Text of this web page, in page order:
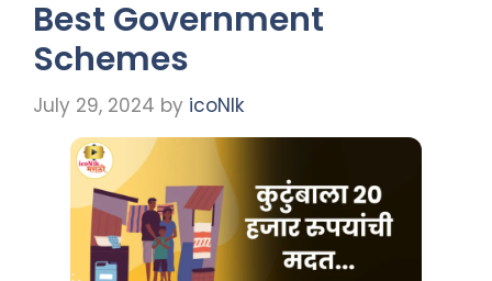
Best Government
Schemes
July 29, 2024 by icoNIk